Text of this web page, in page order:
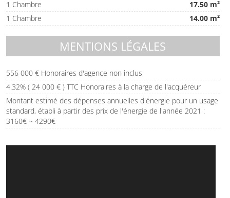
1 Chambre
17.50 m²
1 Chambre
14.00 m²
MENTIONS LÉGALES
556 000 € Honoraires d'agence non inclus
4.32% ( 24 000 € ) TTC Honoraires à la charge de l'acquéreur
Montant estimé des dépenses annuelles d'énergie pour un usage
standard, établi à partir des prix de l'énergie de l'année 2021 :
3160€ ~ 4290€